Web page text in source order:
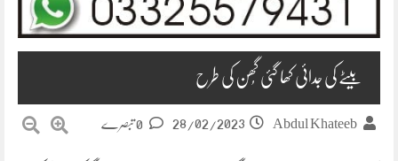
بیٹے کی جدائی کھا گئی گُھن کی طرح
Abdul Khateeb
28/02/2023